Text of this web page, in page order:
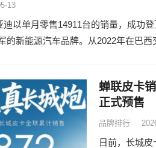
13
迪以单月零售14911台的销量，成功
的新能源汽车品牌。从2022年在巴
蝉联皮卡
正式预售
品牌排行
日前，长城